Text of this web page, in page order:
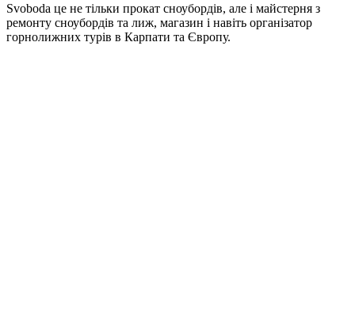
Svoboda це не тільки прокат сноубордів, але і майстерня з
ремонту сноубордів та лиж, магазин і навіть організатор
горнолижних турів в Карпати та Європу.